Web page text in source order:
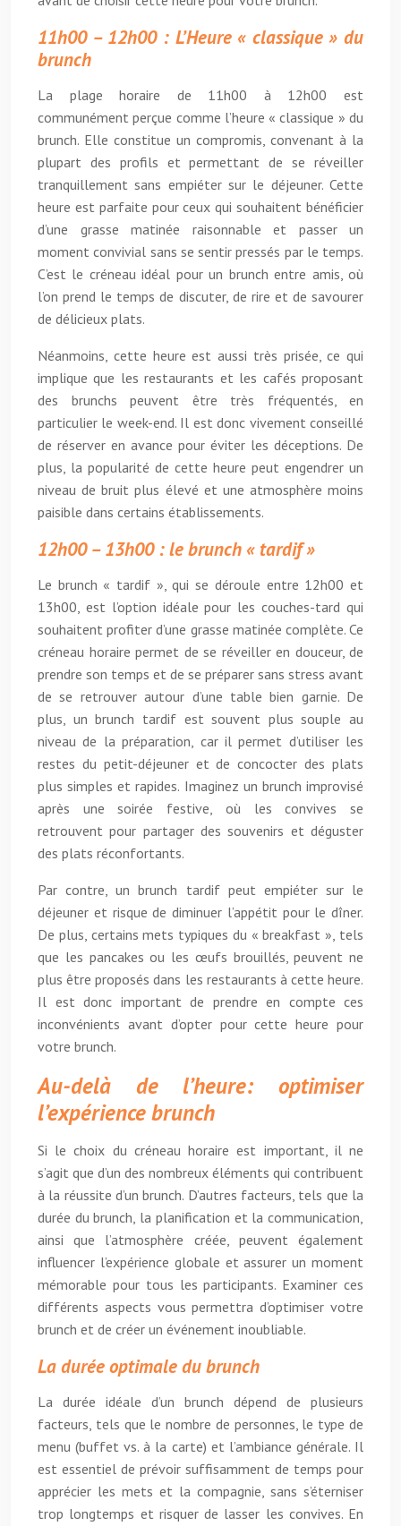
11h00 – 12h00 : L’Heure « classique » du
brunch
La plage horaire de 11h00 à 12h00 est
communément perçue comme l’heure « classique » du
brunch. Elle constitue un compromis, convenant à la
plupart des profils et permettant de se réveiller
tranquillement sans empiéter sur le déjeuner. Cette
heure est parfaite pour ceux qui souhaitent bénéficier
d’une grasse matinée raisonnable et passer un
moment convivial sans se sentir pressés par le temps.
C’est le créneau idéal pour un brunch entre amis, où
l’on prend le temps de discuter, de rire et de savourer
de délicieux plats.
Néanmoins, cette heure est aussi très prisée, ce qui
implique que les restaurants et les cafés proposant
des brunchs peuvent être très fréquentés, en
particulier le week-end. Il est donc vivement conseillé
de réserver en avance pour éviter les déceptions. De
plus, la popularité de cette heure peut engendrer un
niveau de bruit plus élevé et une atmosphère moins
paisible dans certains établissements.
12h00 – 13h00 : le brunch « tardif »
Le brunch « tardif », qui se déroule entre 12h00 et
13h00, est l’option idéale pour les couches-tard qui
souhaitent profiter d’une grasse matinée complète. Ce
créneau horaire permet de se réveiller en douceur, de
prendre son temps et de se préparer sans stress avant
de se retrouver autour d’une table bien garnie. De
plus, un brunch tardif est souvent plus souple au
niveau de la préparation, car il permet d’utiliser les
restes du petit-déjeuner et de concocter des plats
plus simples et rapides. Imaginez un brunch improvisé
après une soirée festive, où les convives se
retrouvent pour partager des souvenirs et déguster
des plats réconfortants.
Par contre, un brunch tardif peut empiéter sur le
déjeuner et risque de diminuer l’appétit pour le dîner.
De plus, certains mets typiques du « breakfast », tels
que les pancakes ou les œufs brouillés, peuvent ne
plus être proposés dans les restaurants à cette heure.
Il est donc important de prendre en compte ces
inconvénients avant d’opter pour cette heure pour
votre brunch.
Au-delà de l’heure: optimiser
l’expérience brunch
Si le choix du créneau horaire est important, il ne
s’agit que d’un des nombreux éléments qui contribuent
à la réussite d’un brunch. D’autres facteurs, tels que la
durée du brunch, la planification et la communication,
ainsi que l’atmosphère créée, peuvent également
influencer l’expérience globale et assurer un moment
mémorable pour tous les participants. Examiner ces
différents aspects vous permettra d’optimiser votre
brunch et de créer un événement inoubliable.
La durée optimale du brunch
La durée idéale d’un brunch dépend de plusieurs
facteurs, tels que le nombre de personnes, le type de
menu (buffet vs. à la carte) et l’ambiance générale. Il
est essentiel de prévoir suffisamment de temps pour
apprécier les mets et la compagnie, sans s’éterniser
trop longtemps et risquer de lasser les convives. En